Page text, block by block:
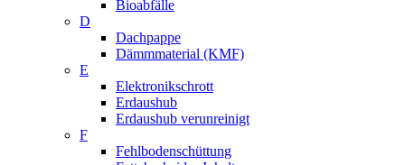
Bioabfälle
D
Dachpappe
Dämmmaterial (KMF)
E
Elektronikschrott
Erdaushub
Erdaushub verunreinigt
F
Fehlbodenschüttung